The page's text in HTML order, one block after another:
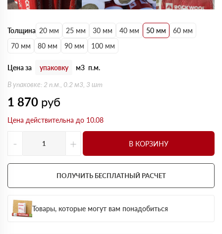
Толщина 20 мм 25 мм 30 мм 40 мм 50 мм
60 мм
70 мм
80 мм 90 мм 100 мм
Цена за упаковку м3 п.м.
В упаковке: 2 п.м., 0.2 м3, 3 шт
1 870 руб
Цена действительна до 10.08
- + В КОРЗИНУ
ПОЛУЧИТЬ БЕСПЛАТНЫЙ РАСЧЕТ
Товары, которые могут вам понадобиться